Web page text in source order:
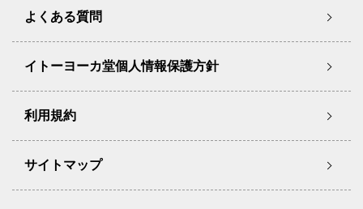
よくある質問
イトーヨーカ堂個人情報保護方針
利用規約
サイトマップ